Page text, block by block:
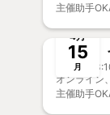
主催助手
終了
4月
15
月
12:10 -
オンライン
主催助手
終了